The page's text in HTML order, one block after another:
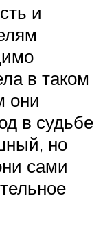
и
в таком
они
в судьбе
но
сами